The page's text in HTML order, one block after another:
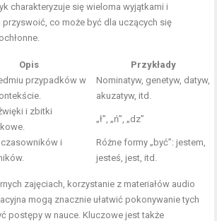
charakteryzuje się wieloma wyjątkami i
co może być dla uczących się
Opis
Przykłady
przypadków w
Nominatyw, genetyw, datyw,
akuzatyw, itd.
i zbitki
„ł”, „ń”, „dz”
czasowników i
Różne formy „być”: jestem,
jesteś, jest, itd.
zajęciach, korzystanie z materiałów audio
mogą znacznie ułatwić pokonywanie tych
postępy w nauce. Kluczowe jest także